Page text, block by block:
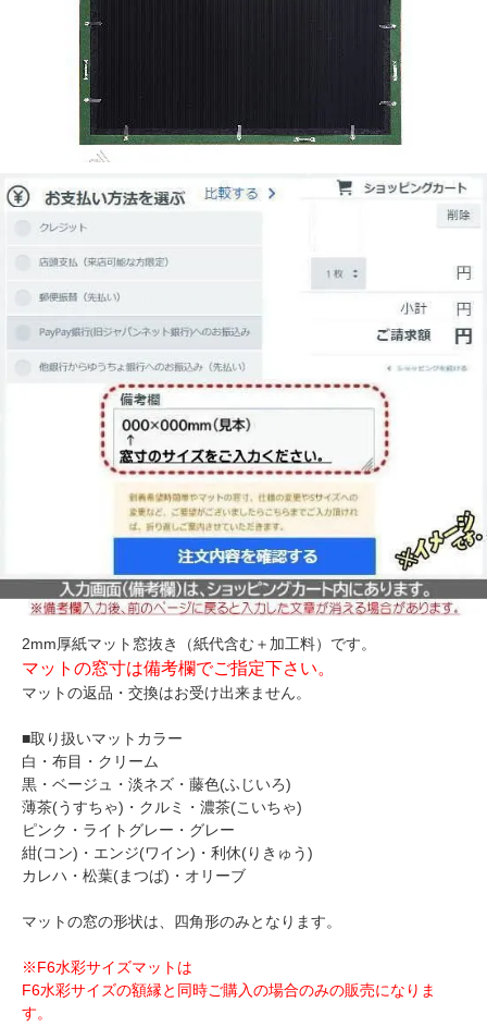
2mm厚紙マット窓抜き（紙代含む＋加工料）です。
マットの窓寸は備考欄でご指定下さい。
マットの返品・交換はお受け出来ません。
■取り扱いマットカラー
白・布目・クリーム
黒・ベージュ・淡ネズ・藤色(ふじいろ)
薄茶(うすちゃ)・クルミ・濃茶(こいちゃ)
ピンク・ライトグレー・グレー
紺(コン)・エンジ(ワイン)・利休(りきゅう)
カレハ・松葉(まつば)・オリーブ
マットの窓の形状は、四角形のみとなります。
※F6水彩サイズマットは
F6水彩サイズの額縁と同時ご購入の場合のみの販売になりま
す。